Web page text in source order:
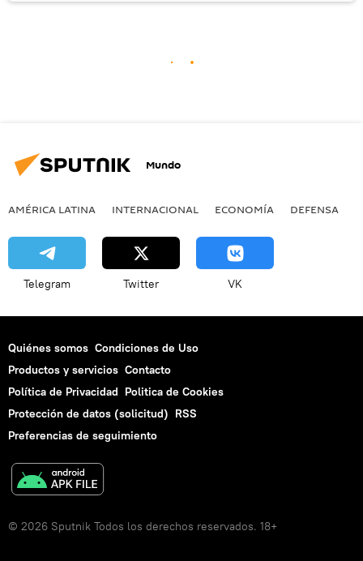
Mundo
AMÉRICA LATINA INTERNACIONAL ECONOMÍA DEFENSA
Telegram Twitter VK
Quiénes somos Condiciones de Uso
Productos y servicios Contacto
Política de Privacidad Politica de Cookies
Protección de datos (solicitud) RSS
Preferencias de seguimiento
© 2026 Sputnik Todos los derechos reservados. 18+